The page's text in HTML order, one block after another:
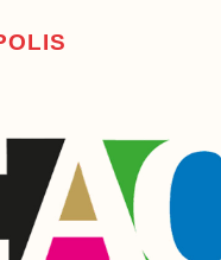
OLIS